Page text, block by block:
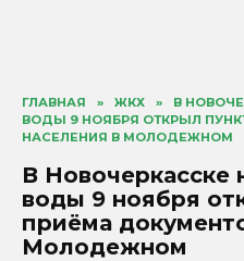
ГЛАВНАЯ » ЖКХ »
В
ВОДЫ 9 НОЯБРЯ ОТКРЫЛ
НАСЕЛЕНИЯ В МОЛОДЕЖНОМ
В Новочеркасске
воды 9 ноября
приёма
Молодежном